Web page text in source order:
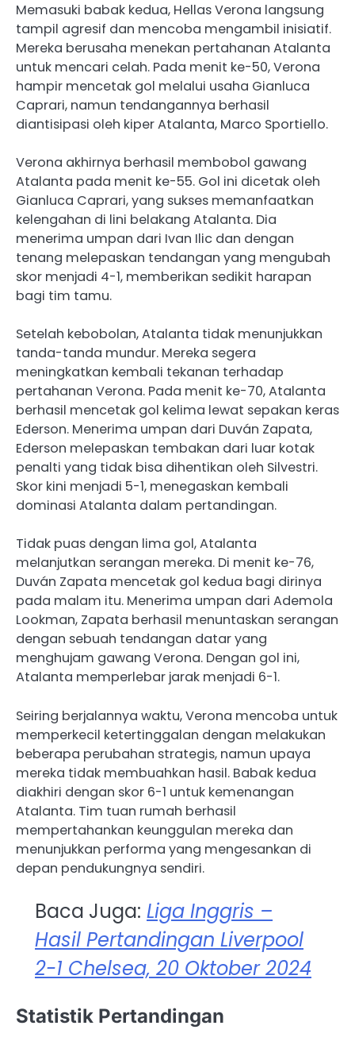
Memasuki babak kedua, Hellas Verona langsung
tampil agresif dan mencoba mengambil inisiatif.
Mereka berusaha menekan pertahanan Atalanta
untuk mencari celah. Pada menit ke-50, Verona
hampir mencetak gol melalui usaha Gianluca
Caprari, namun tendangannya berhasil
diantisipasi oleh kiper Atalanta, Marco Sportiello.
Verona akhirnya berhasil membobol gawang
Atalanta pada menit ke-55. Gol ini dicetak oleh
Gianluca Caprari, yang sukses memanfaatkan
kelengahan di lini belakang Atalanta. Dia
menerima umpan dari Ivan Ilic dan dengan
tenang melepaskan tendangan yang mengubah
skor menjadi 4-1, memberikan sedikit harapan
bagi tim tamu.
Setelah kebobolan, Atalanta tidak menunjukkan
tanda-tanda mundur. Mereka segera
meningkatkan kembali tekanan terhadap
pertahanan Verona. Pada menit ke-70, Atalanta
berhasil mencetak gol kelima lewat sepakan keras
Ederson. Menerima umpan dari Duván Zapata,
Ederson melepaskan tembakan dari luar kotak
penalti yang tidak bisa dihentikan oleh Silvestri.
Skor kini menjadi 5-1, menegaskan kembali
dominasi Atalanta dalam pertandingan.
Tidak puas dengan lima gol, Atalanta
melanjutkan serangan mereka. Di menit ke-76,
Duván Zapata mencetak gol kedua bagi dirinya
pada malam itu. Menerima umpan dari Ademola
Lookman, Zapata berhasil menuntaskan serangan
dengan sebuah tendangan datar yang
menghujam gawang Verona. Dengan gol ini,
Atalanta memperlebar jarak menjadi 6-1.
Seiring berjalannya waktu, Verona mencoba untuk
memperkecil ketertinggalan dengan melakukan
beberapa perubahan strategis, namun upaya
mereka tidak membuahkan hasil. ​Babak kedua
diakhiri dengan skor 6-1 untuk kemenangan
Atalanta.​ Tim tuan rumah berhasil
mempertahankan keunggulan mereka dan
menunjukkan performa yang mengesankan di
depan pendukungnya sendiri.
Baca Juga: Liga Inggris –
Hasil Pertandingan Liverpool
2-1 Chelsea, 20 Oktober 2024
Statistik Pertandingan